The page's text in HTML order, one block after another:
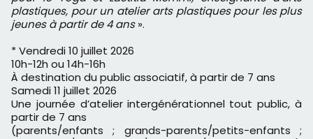
plastiques, pour un atelier arts plastiques pour les plus
jeunes à partir de 4 ans».
* Vendredi 10 juillet 2026
10h-12h ou 14h-16h
À destination du public associatif, à partir de 7 ans
Samedi 11 juillet 2026
Une journée d’atelier intergénérationnel tout public, à
partir de 7 ans
(parents/enfants ; grands-parents/petits-enfants ;